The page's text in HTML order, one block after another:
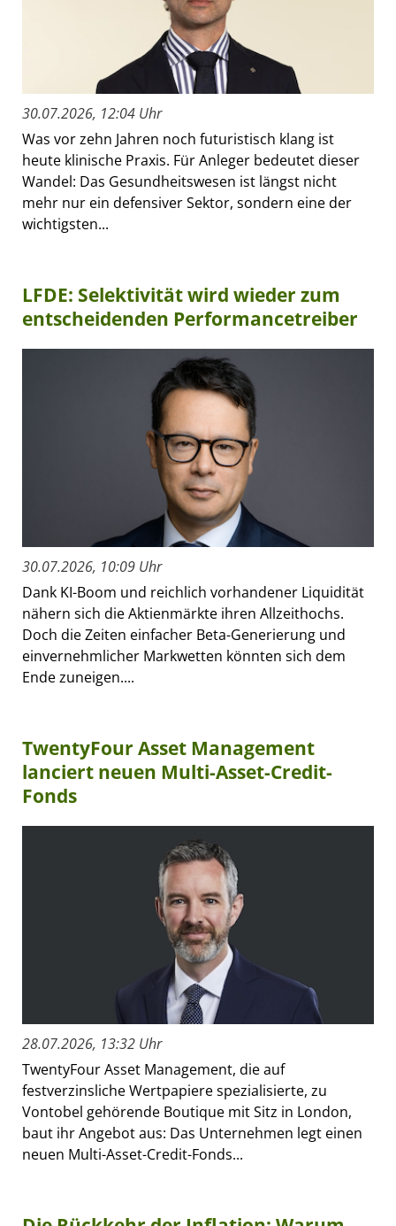
30.07.2026, 12:04 Uhr
Was vor zehn Jahren noch futuristisch klang ist
heute klinische Praxis. Für Anleger bedeutet dieser
Wandel: Das Gesundheitswesen ist längst nicht
mehr nur ein defensiver Sektor, sondern eine der
wichtigsten...
LFDE: Selektivität wird wieder zum
entscheidenden Performancetreiber
30.07.2026, 10:09 Uhr
Dank KI-Boom und reichlich vorhandener Liquidität
nähern sich die Aktienmärkte ihren Allzeithochs.
Doch die Zeiten einfacher Beta-Generierung und
einvernehmlicher Markwetten könnten sich dem
Ende zuneigen....
TwentyFour Asset Management
lanciert neuen Multi-Asset-Credit-
Fonds
28.07.2026, 13:32 Uhr
TwentyFour Asset Management, die auf
festverzinsliche Wertpapiere spezialisierte, zu
Vontobel gehörende Boutique mit Sitz in London,
baut ihr Angebot aus: Das Unternehmen legt einen
neuen Multi-Asset-Credit-Fonds...